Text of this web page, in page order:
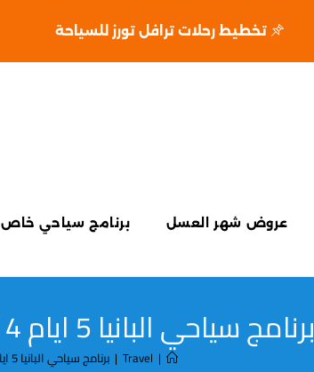
تخطيط رحلات ترافل تورز للسياحة
برنامج سياحي خاص عروض شهر العسل
برنامج سياحي البانيا 5 ايام 4 ليالي – بكج البانيا سياحة
|
Travel
| برنامج سياحي البانيا 5 ايام 4 ليالي – بكج البانيا سياحة